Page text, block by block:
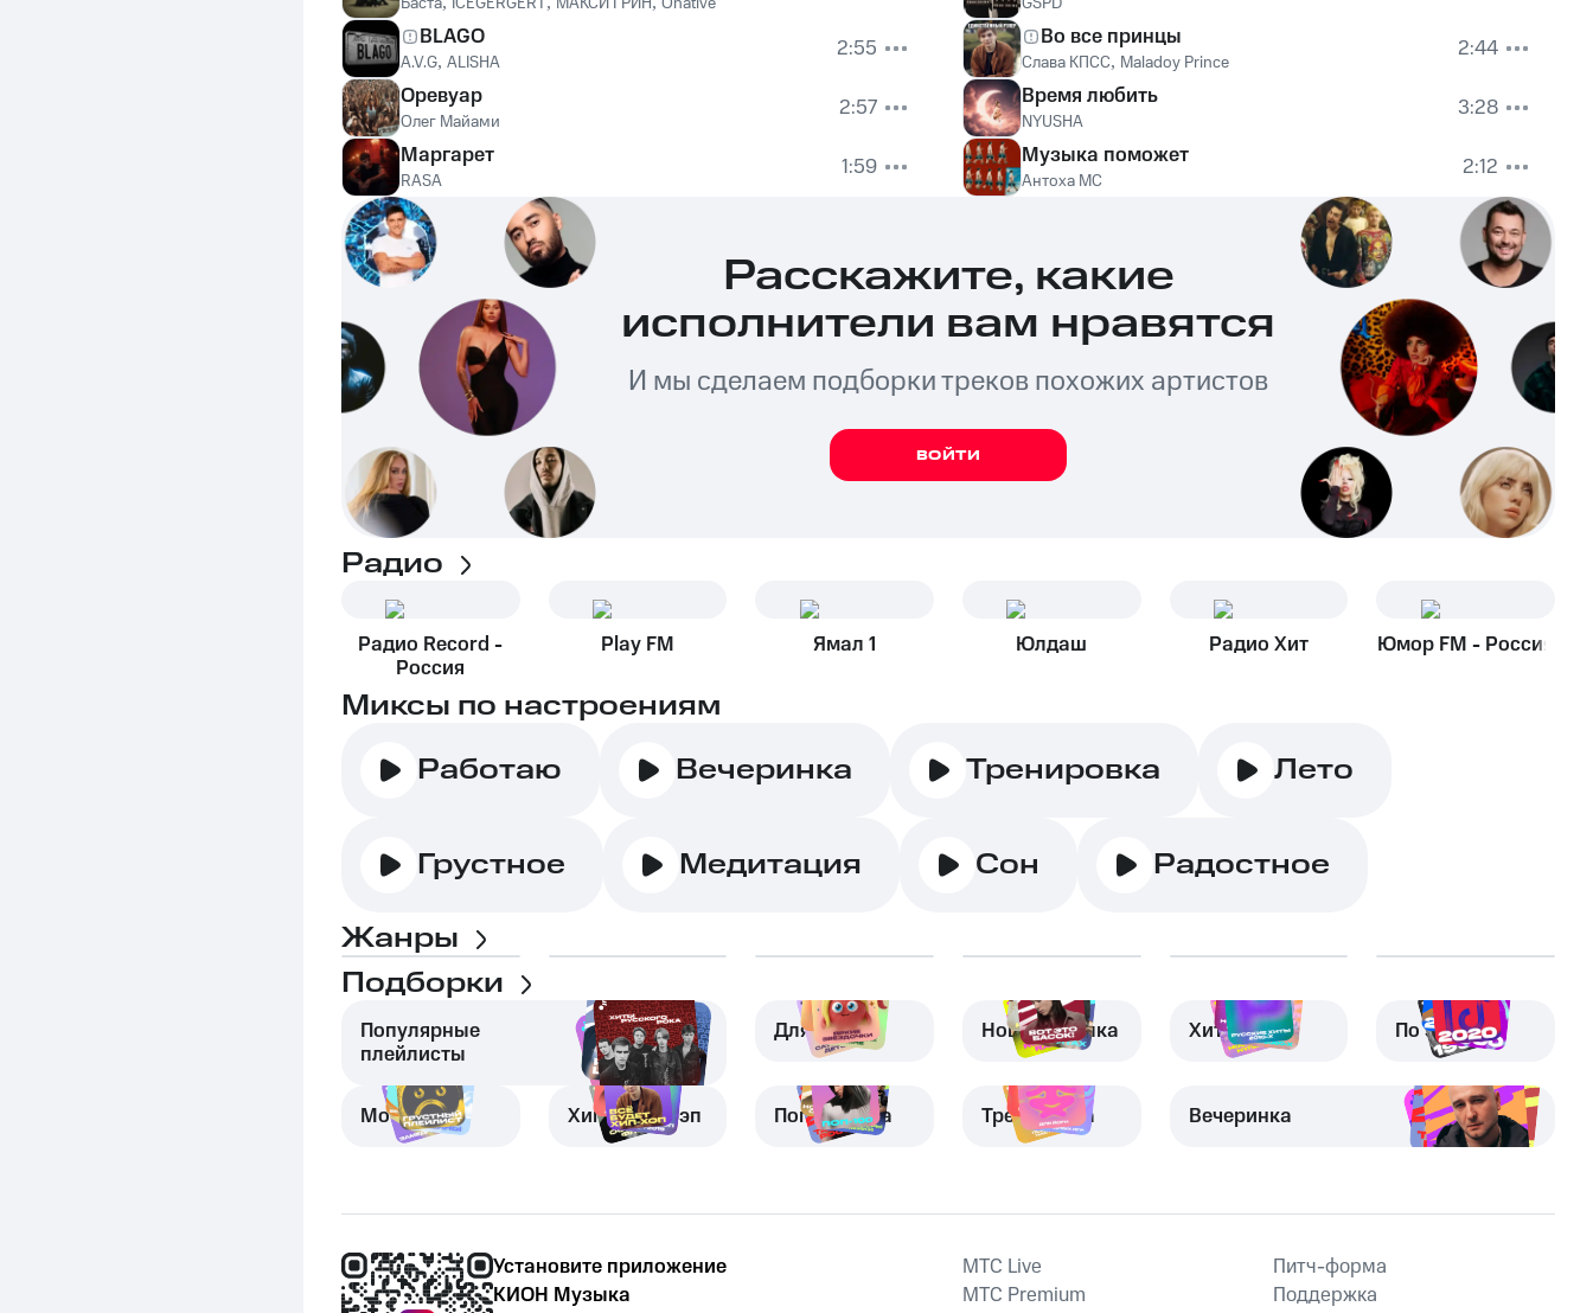
BLAGO
A.V.G, ALISHA
2:55
Оревуар
Олег Майами
2:57
Маргарет
RASA 1:59
Во все принцы
Слава КПСС, Maladoy Prince
2:44
Время любить
NYUSHA
3:28
Музыка поможет
Антоха МС 2:12
Расскажите, какие
исполнители вам нравятся
И мы сделаем подборки треков похожих артистов
ВОЙТИ
Радио
Радио Record -
Россия
Play FM Ямал 1 Юлдаш Радио Хит Юмор FM - Россия
Миксы по настроениям
Работаю
Вечеринка Тренировка Лето
Грустное Медитация Сон
Радостное
Жанры
Подборки
Популярные
плейлисты
Для детей Новая музыка Хиты По эпохам
Моменты Хип-хоп и рэп Поп-музыка Тренировка Вечеринка
Установите приложение
КИОН Музыка
MTС Live
MTС Premium
Питч-форма
Поддержка